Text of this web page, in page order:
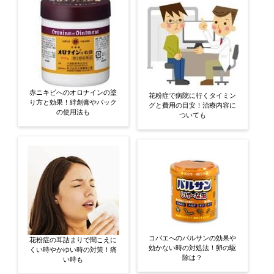
赤ニキビへのオロナインの塗
り方と効果！絆創膏やパック
の使用法も
花粉症の耳詰まりで聞こえに
くい時やかゆい時の対策！痛
い時も
花粉症で病院に行くタイミン
グと費用の目安！治療内容に
ついても
コバエへのバルサンの効果や
効かない時の対処法！卵の駆
除は？